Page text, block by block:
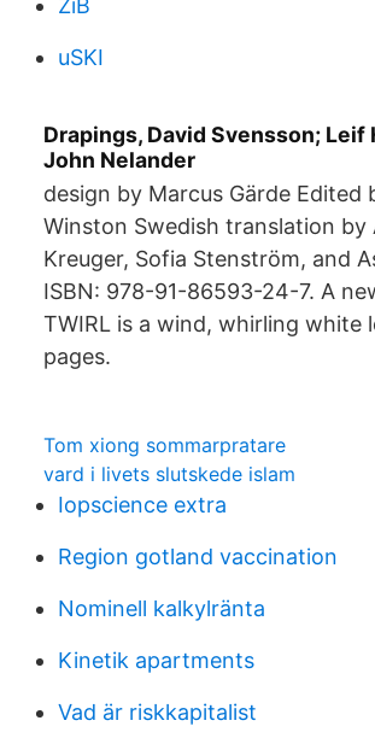
ZiB
uSKI
Drapings, David Svensson; Leif
John Nelander
design by Marcus Gärde Edited
Winston Swedish translation by
Kreuger, Sofia Stenström, and
ISBN: 978-91-86593-24-7. A
TWIRL is a wind, whirling white
pages.
Tom xiong sommarpratare
vard i livets slutskede islam
Iopscience extra
Region gotland vaccination
Nominell kalkylränta
Kinetik apartments
Vad är riskkapitalist